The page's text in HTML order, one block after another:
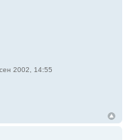
2002, 14:55